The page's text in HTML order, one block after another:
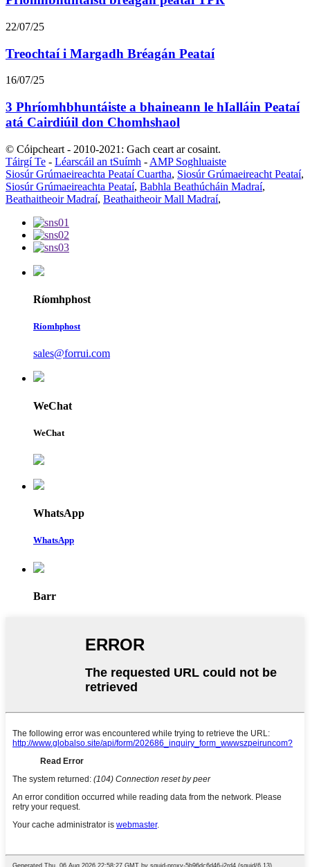
22/07/25
Treochtaí i Margadh Bréagán Peataí
16/07/25
3 Phríomhbhuntáiste a bhaineann le hIalláin Peataí
atá Cairdiúil don Chomhshaol
© Cóipcheart - 2010-2021: Gach ceart ar cosaint.
Táirgí Te - Léarscáil an tSuímh - AMP Soghluaiste
Siosúr Grúmaeireachta Peataí Cuartha, Siosúr Grúmaeireacht Peataí,
Siosúr Grúmaeireachta Peataí, Babhla Beathúcháin Madraí,
Beathaitheoir Madraí, Beathaitheoir Mall Madraí,
Ríomhphost
Ríomhphost
sales@forrui.com
WeChat
WeChat
WhatsApp
WhatsApp
Barr